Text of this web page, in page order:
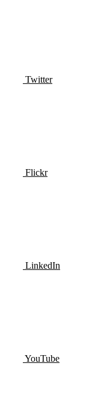
Twitter
Flickr
LinkedIn
YouTube